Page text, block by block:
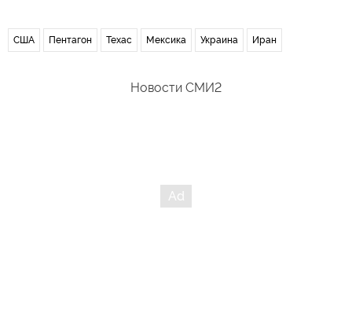
США Пентагон Техас Мексика Украина Иран
Новости СМИ2